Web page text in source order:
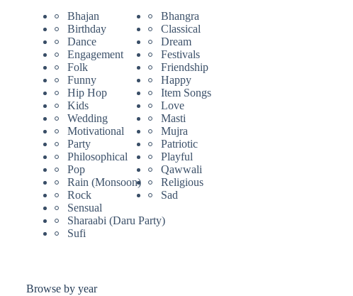
Bhajan
Bhangra
Birthday
Classical
Dance
Dream
Engagement
Festivals
Folk
Friendship
Funny
Happy
Hip Hop
Item Songs
Kids
Love
Wedding
Masti
Motivational
Mujra
Party
Patriotic
Philosophical
Playful
Pop
Qawwali
Rain (Monsoon)
Religious
Rock
Sad
Sensual
Sharaabi (Daru Party)
Sufi
Browse by year